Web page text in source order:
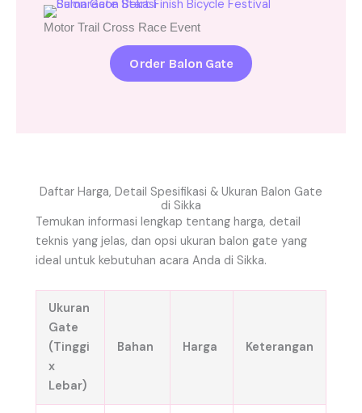
Motor Trail Cross Race Event
Order Balon Gate
Daftar Harga, Detail Spesifikasi & Ukuran Balon Gate
di Sikka
Temukan informasi lengkap tentang harga, detail
teknis yang jelas, dan opsi ukuran balon gate yang
ideal untuk kebutuhan acara Anda di Sikka.
Ukuran
Gate
(Tinggi
x
Lebar)
Bahan Harga Keterangan